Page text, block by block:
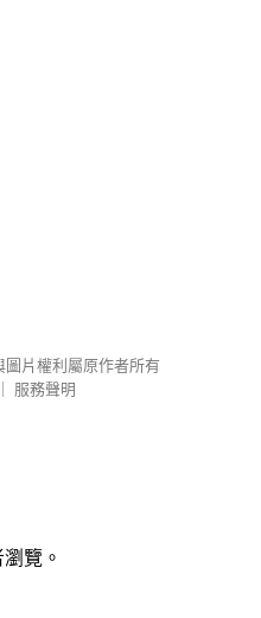
圖片權利屬原作者所有
服務聲明
覽。